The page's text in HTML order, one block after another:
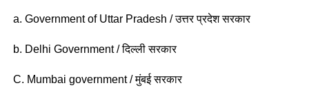
a. Government of Uttar Pradesh / उत्तर प्रदेश सरकार
b. Delhi Government / दिल्ली सरकार
C. Mumbai government / मुंबई सरकार